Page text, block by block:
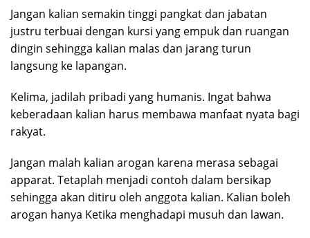
Jangan kalian semakin tinggi pangkat dan jabatan
justru terbuai dengan kursi yang empuk dan ruangan
dingin sehingga kalian malas dan jarang turun
langsung ke lapangan.
Kelima, jadilah pribadi yang humanis. Ingat bahwa
keberadaan kalian harus membawa manfaat nyata bagi
rakyat.
Jangan malah kalian arogan karena merasa sebagai
apparat. Tetaplah menjadi contoh dalam bersikap
sehingga akan ditiru oleh anggota kalian. Kalian boleh
arogan hanya Ketika menghadapi musuh dan lawan.